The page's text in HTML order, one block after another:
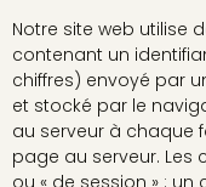
Notre site web utilise
contenant un
chiffres) envoyé par
et stocké par le
au serveur à chaque
page au serveur. Les